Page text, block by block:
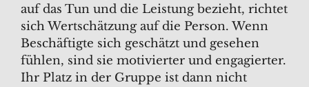
auf das Tun und die Leistung bezieht, richtet
sich Wertschätzung auf die Person. Wenn
Beschäftigte sich geschätzt und gesehen
fühlen, sind sie motivierter und engagierter.
Ihr Platz in der Gruppe ist dann nicht